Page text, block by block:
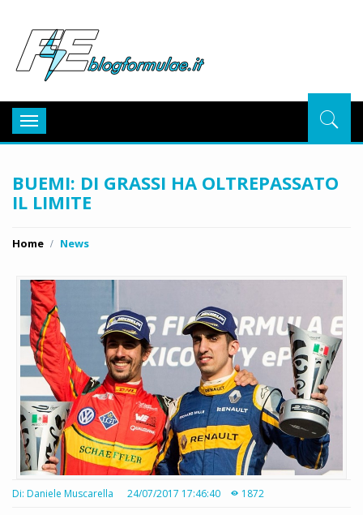
Toggle
navigation
BUEMI: DI GRASSI HA OLTREPASSATO
IL LIMITE
Home News
Di: Daniele Muscarella 24/07/2017 17:46:40 1872